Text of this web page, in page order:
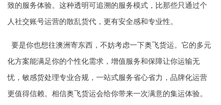
致的服务体验。这种透明可追溯的服务模式，比那些只通过个
人社交账号运营的散乱货代，更有安全感和专业性。
要是你也想往澳洲寄东西，不妨考虑一下奥飞货运。它的多元
化方案能满足你的个性化需求，增值服务和保障让你运输无
忧，敏感货处理专业合规，一站式服务省心省力，品牌化运营
更值得信赖。相信奥飞货运会给你带来一次满意的集运体验。